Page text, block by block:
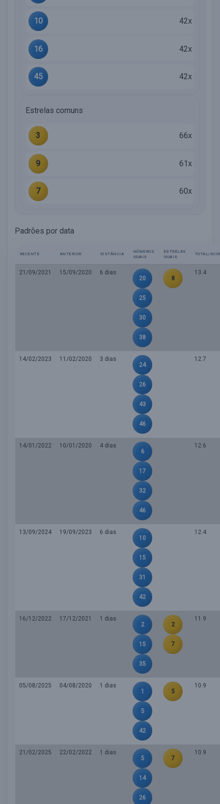
10 42x
16 42x
45 42x
Estrelas comuns
3 66x
9 61x
7 60x
Padrões por data
RECENTE ANTERIOR DISTÂNCIA
NÚMEROS
IGUAIS
ESTRELAS
IGUAIS
TOTAL/
21/09/2021 15/09/2020
6 dias
20
25
30
38
8
13.4
14/02/2023 11/02/2020
3 dias
24
26
43
46
12.7
14/01/2022 10/01/2020
4 dias
6
17
32
46
12.6
13/09/2024 19/09/2023
6 dias
10
15
31
42
12.4
16/12/2022 17/12/2021
1 dias
2
15
35
2
7
11.9
05/08/2025 04/08/2020
1 dias
1
5
42
5
10.9
21/02/2025 22/02/2022
1 dias
5
14
26
7
10.9